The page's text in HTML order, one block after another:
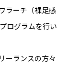
ラーチ（裸足感
ログラムを行い
ーランスの方々